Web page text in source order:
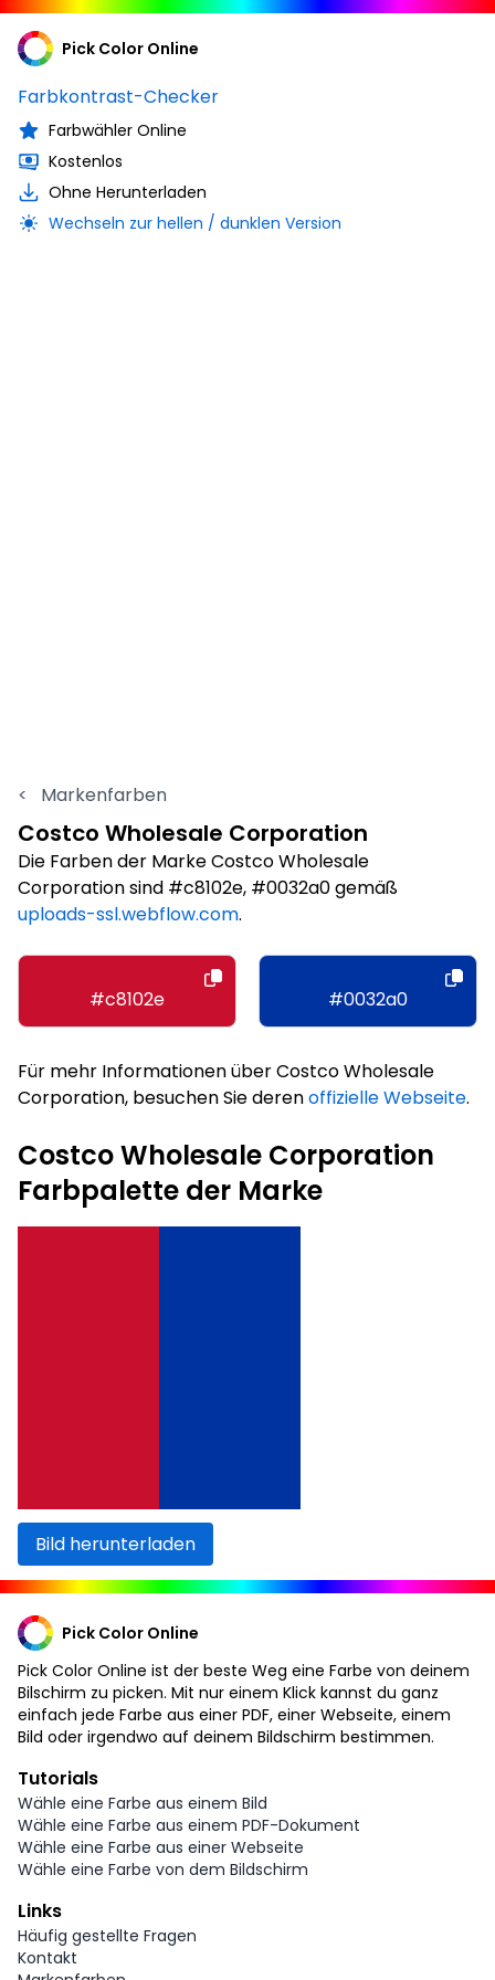
Pick Color Online
Farbkontrast-Checker
Farbwähler Online
Kostenlos
Ohne Herunterladen
Wechseln zur hellen / dunklen Version
< Markenfarben
Costco Wholesale Corporation
Die Farben der Marke Costco Wholesale
Corporation sind #c8102e, #0032a0 gemäß
uploads-ssl.webflow.com.
#c8102e #0032a0
Für mehr Informationen über Costco Wholesale
Corporation, besuchen Sie derenoffizielle Webseite.
Costco Wholesale Corporation
Farbpalette der Marke
Bild herunterladen
Pick Color Online
Pick Color Online ist der beste Weg eine Farbe von deinem
Bilschirm zu picken. Mit nur einem Klick kannst du ganz
einfach jede Farbe aus einer PDF, einer Webseite, einem
Bild oder irgendwo auf deinem Bildschirm bestimmen.
Tutorials
Wähle eine Farbe aus einem Bild
Wähle eine Farbe aus einem PDF-Dokument
Wähle eine Farbe aus einer Webseite
Wähle eine Farbe von dem Bildschirm
Links
Häufig gestellte Fragen
Kontakt